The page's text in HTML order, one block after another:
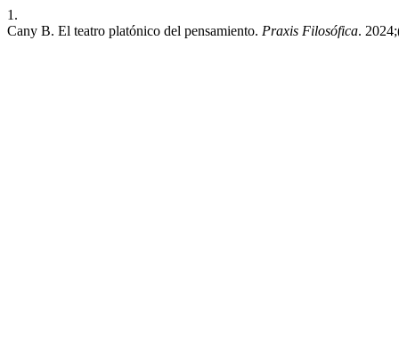
1.
Cany B. El teatro platónico del pensamiento. Praxis Filosófica.